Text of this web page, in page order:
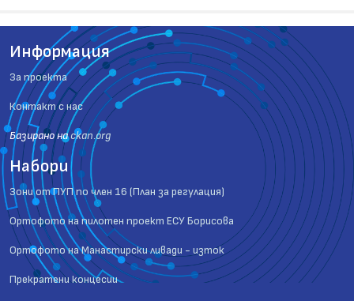
Информация
За проекта
Контакт с нас
Базиранo наckan.org
Набори
Зони от ПУП по член 16 (План за регулация)
Ортофото на пилотен проект ЕСУ Борисова
Ортофото на Манастирски ливади - изток
Прекратени концесии